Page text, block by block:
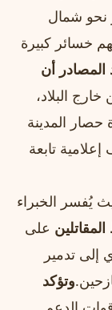
نحو شمال
خسائر كبيرة
المصادر أن
البلاد،
المدينة
تابعة
يُفسر الخبراء
على
إلى تدمير
وتؤكد